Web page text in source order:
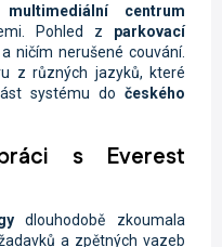
multimediální centrum
Pohled z parkovací
ničím nerušené couvání.
z různých jazyků, které
systému do českého
s Everest
dlouhodobě zkoumala
a zpětných vazeb